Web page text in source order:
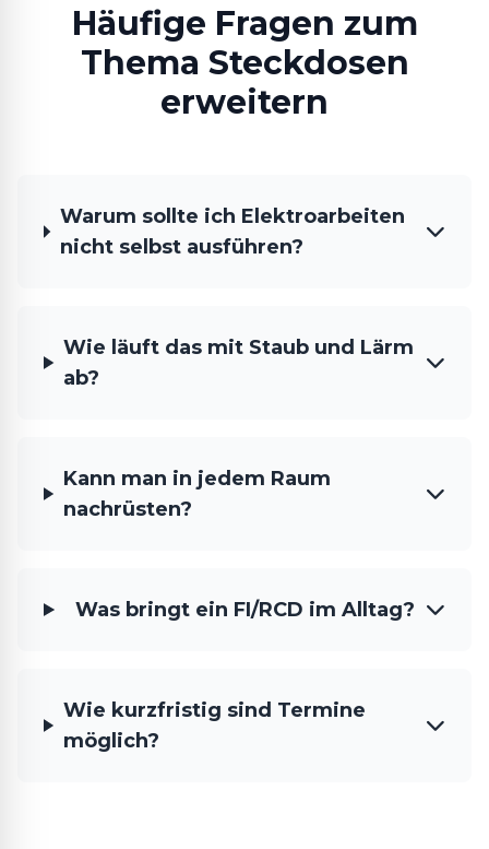
Häufige Fragen zum
Thema Steckdosen
erweitern
Warum sollte ich Elektroarbeiten
nicht selbst ausführen?
Wie läuft das mit Staub und Lärm
ab?
Kann man in jedem Raum
nachrüsten?
Was bringt ein FI/RCD im Alltag?
Wie kurzfristig sind Termine
möglich?